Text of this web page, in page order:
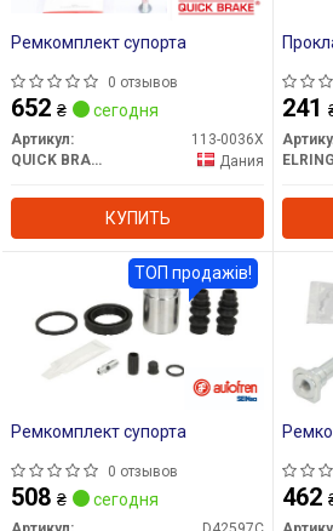
Ремкомплект супорта
0 отзывов
652 ₴ сегодня
Артикул:
113-0036X
QUICK BRAKE
Дания
КУПИТЬ
241
ELRING
Ремкомплект супорта
0 отзывов
508 ₴ сегодня
ТОП продажів!
462